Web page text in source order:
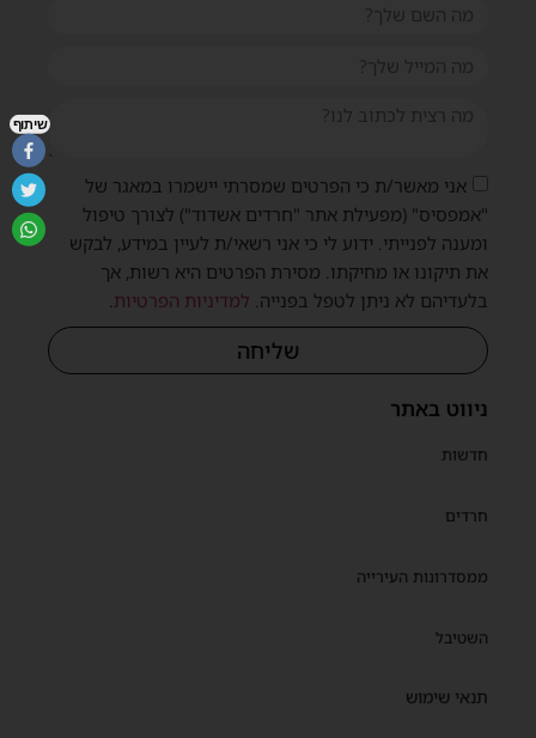
ניווט באתר
חדשות
חרדים
ממסדרונות העירייה
השטיבל
תנאי שימוש
אני מאשר/ת כי הפרטים שמסרתי יישמרו במאגר של
"אמפסיס" (מפעילת אתר "חרדים אשדוד") לצורך טיפול
ומענה לפנייתי. ידוע לי כי אני רשאי/ת לעיין במידע, לבקש
את תיקונו או מחיקתו. מסירת הפרטים היא רשות, אך
בלעדיהם לא ניתן לטפל בפנייה. למדיניות הפרטיות
שליחה
שיתוף